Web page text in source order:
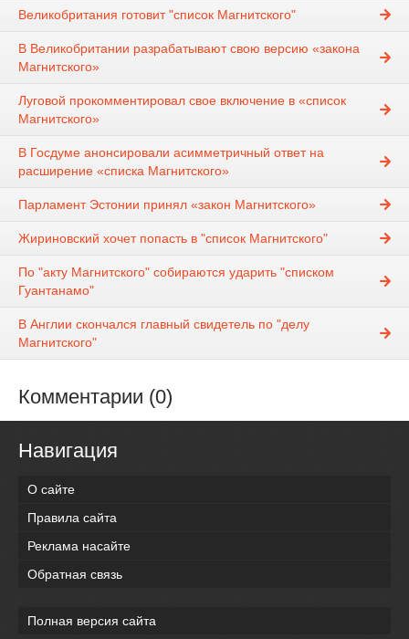
Великобритания готовит "список Магнитского"
В Великобритании разрабатывают свою версию «закона
Магнитского»
Луговой прокомментировал свое включение в «список
Магнитского»
В Госдуме анонсировали асимметричный ответ на
расширение «списка Магнитского»
Парламент Эстонии принял «закон Магнитского»
Жириновский хочет попасть в "список Магнитского"
По "акту Магнитского" собираются ударить "списком
Гуантанамо"
В Англии скончался главный свидетель по "делу
Магнитского"
Комментарии (0)
Навигация
О сайте
Правила сайта
Реклама насайте
Обратная связь
Полная версия сайта